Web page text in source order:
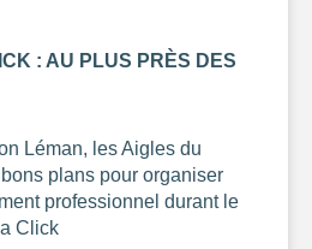
: AU PLUS PRÈS DES
Léman, les Aigles du
plans pour organiser
professionnel durant le
Click